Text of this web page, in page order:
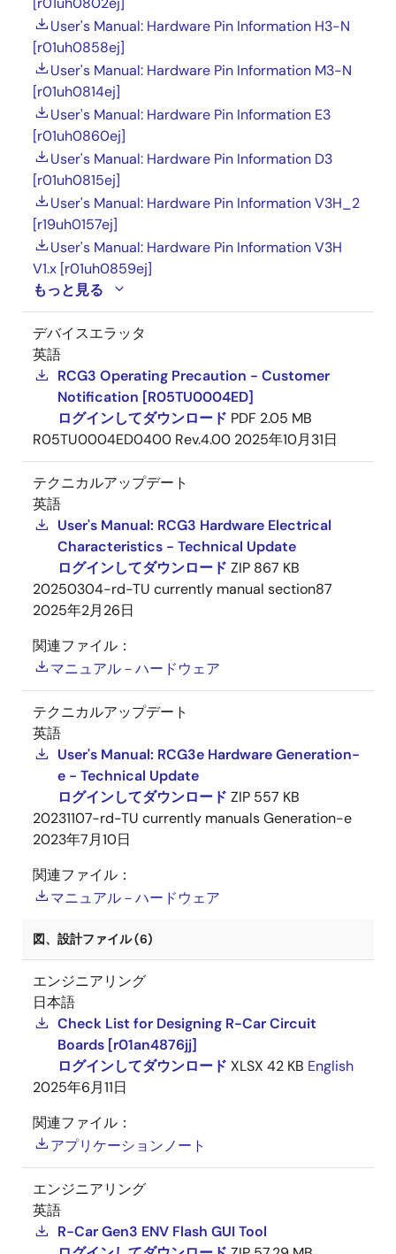
User's Manual: Hardware Pin Information H3-N
[r01uh0858ej]
User's Manual: Hardware Pin Information M3-N
[r01uh0814ej]
User's Manual: Hardware Pin Information E3
[r01uh0860ej]
User's Manual: Hardware Pin Information D3
[r01uh0815ej]
User's Manual: Hardware Pin Information V3H_2
[r19uh0157ej]
User's Manual: Hardware Pin Information V3H
V1.x [r01uh0859ej]
もっと見る
デバイスエラッタ
英語
RCG3 Operating Precaution - Customer
Notification [R05TU0004ED]
ログインしてダウンロード PDF 2.05 MB
R05TU0004ED0400 Rev.4.00 2025年10月31日
テクニカルアップデート
英語
User's Manual: RCG3 Hardware Electrical
Characteristics - Technical Update
ログインしてダウンロード ZIP 867 KB
20250304-rd-TU currently manual section87
2025年2月26日
関連ファイル：
マニュアル－ハードウェア
テクニカルアップデート
英語
User's Manual: RCG3e Hardware Generation-
e - Technical Update
ログインしてダウンロード ZIP 557 KB
20231107-rd-TU currently manuals Generation-e
2023年7月10日
関連ファイル：
マニュアル－ハードウェア
図、設計ファイル (6)
エンジニアリング
日本語
Check List for Designing R-Car Circuit
Boards [r01an4876jj]
ログインしてダウンロード XLSX 42 KB English
2025年6月11日
関連ファイル：
アプリケーションノート
エンジニアリング
英語
R-Car Gen3 ENV Flash GUI Tool